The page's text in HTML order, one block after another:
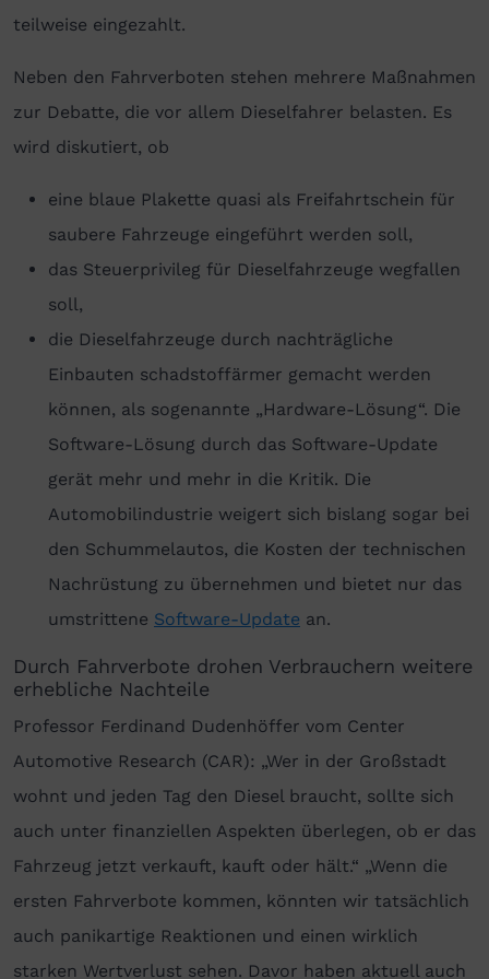
teilweise eingezahlt.
Neben den Fahrverboten stehen mehrere Maßnahmen
zur Debatte, die vor allem Dieselfahrer belasten. Es
wird diskutiert, ob
eine blaue Plakette quasi als Freifahrtschein für
saubere Fahrzeuge eingeführt werden soll,
das Steuerprivileg für Dieselfahrzeuge wegfallen
soll,
die Dieselfahrzeuge durch nachträgliche
Einbauten schadstoffärmer gemacht werden
können, als sogenannte „Hardware-Lösung“. Die
Software-Lösung durch das Software-Update
gerät mehr und mehr in die Kritik. Die
Automobilindustrie weigert sich bislang sogar bei
den Schummelautos, die Kosten der technischen
Nachrüstung zu übernehmen und bietet nur das
umstrittene Software-Update an.
Durch Fahrverbote drohen Verbrauchern weitere
erhebliche Nachteile
Professor Ferdinand Dudenhöffer vom Center
Automotive Research (CAR): „Wer in der Großstadt
wohnt und jeden Tag den Diesel braucht, sollte sich
auch unter finanziellen Aspekten überlegen, ob er das
Fahrzeug jetzt verkauft, kauft oder hält.“ „Wenn die
ersten Fahrverbote kommen, könnten wir tatsächlich
auch panikartige Reaktionen und einen wirklich
starken Wertverlust sehen. Davor haben aktuell auch